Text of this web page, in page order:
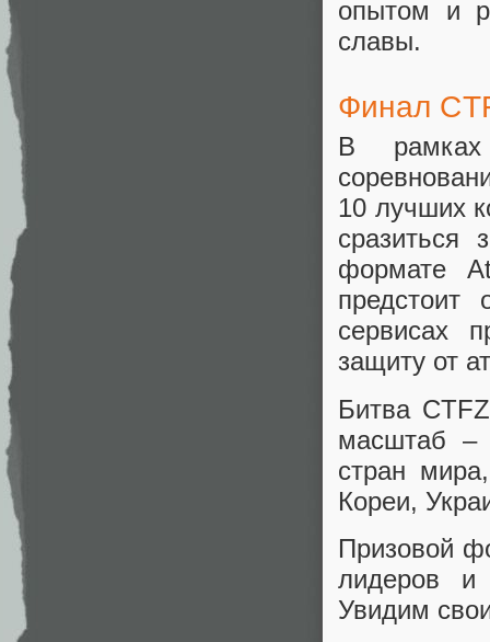
опытом и
славы.
Финал
В рамках
10 лучших
сразиться
формате
сервисах
защиту от
Битва
масштаб –
стран
Кореи,
Призовой
лидеров и
Увидим